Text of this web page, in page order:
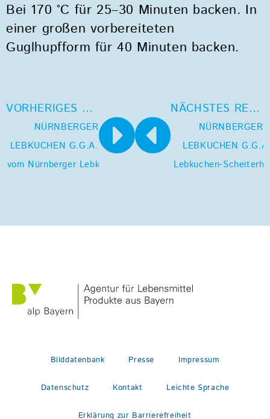
Bei 170 °C für 25–30 Minuten backen. In
einer großen vorbereiteten
Guglhupfform für 40 Minuten backen.
NÄCHSTES REZEPT
NÜRNBERGER
LEBKUCHEN
Lebkuchen-
VORHERIGES REZEPT
NÜRNBERGER
LEBKUCHEN G.G.A. – Eis
vom Nürnberger Lebkuchen
Bilddatenbank Presse Impressum
Datenschutz Kontakt Leichte Sprache
Erklärung zur Barrierefreiheit